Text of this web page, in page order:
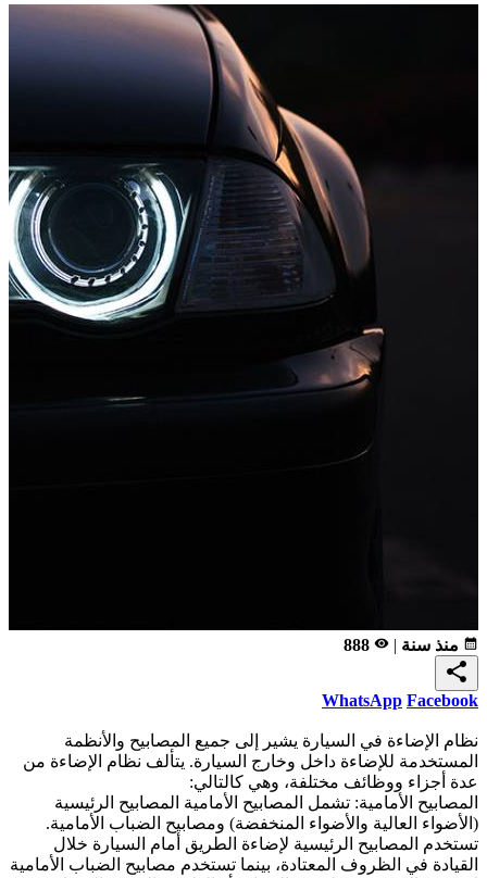
calendar_month منذ سنة |
remove_red_eye
share
WhatsApp Facebook
نظام الإضاءة في السيارة يشير إلى جميع المصابيح والأنظمة
المستخدمة للإضاءة داخل وخارج السيارة. يتألف نظام الإضاءة من
عدة أجزاء ووظائف مختلفة، وهي كالتالي:
المصابيح الأمامية: تشمل المصابيح الأمامية المصابيح الرئيسية
(الأضواء العالية والأضواء المنخفضة) ومصابيح الضباب الأمامية.
تستخدم المصابيح الرئيسية لإضاءة الطريق أمام السيارة خلال
القيادة في الظروف المعتادة، بينما تستخدم مصابيح الضباب الأمامية